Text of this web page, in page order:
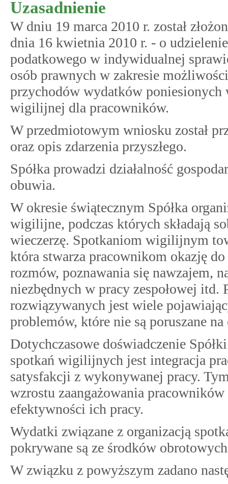
Uzasadnienie
W dniu 19 marca 2010 r. został
dnia 16 kwietnia 2010 r. - o
podatkowego w indywidualnej
osób prawnych w zakresie
przychodów wydatków poniesionych
wigilijnej dla pracowników.
W przedmiotowym wniosku został
oraz opis zdarzenia przyszłego.
Spółka prowadzi działalność
obuwia.
W okresie świątecznym Spółka
wigilijne, podczas których składają
wieczerzę. Spotkaniom wigilijnym
która stwarza pracownikom okazję
rozmów, poznawania się nawzajem,
niezbędnych w pracy zespołowej itd.
rozwiązywanych jest wiele
problemów, które nie są poruszane
Dotychczasowe doświadczenie
spotkań wigilijnych jest integracja
satysfakcji z wykonywanej pracy.
wzrostu zaangażowania
efektywności ich pracy.
Wydatki związane z organizacją
pokrywane są ze środków
W związku z powyższym zadano